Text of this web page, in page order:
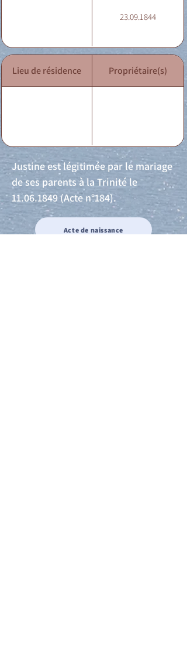
23.09.1844
Lieu de résidence Propriétaire(s)
Justine est légitimée par le mariage
de ses parents à la Trinité le
11.06.1849(Acte n°184).
Acte de naissance